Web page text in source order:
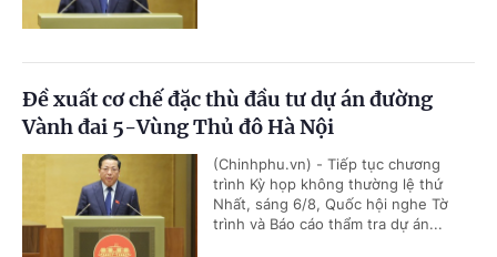
Đề xuất cơ chế đặc thù đầu tư dự án đường
Vành đai 5-Vùng Thủ đô Hà Nội
(Chinhphu.vn) - Tiếp tục chương
trình Kỳ họp không thường lệ thứ
Nhất, sáng 6/8, Quốc hội nghe Tờ
trình và Báo cáo thẩm tra dự án...